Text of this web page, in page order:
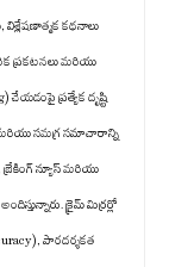
కథనాలు
ప్రకటనలు మరియు
ప్రత్యేక దృష్టి
సమగ్ర సమాచారాన్ని
న్యూస్ మరియు
క్రైమ్ మిర్రర్లో
పారదర్శకత